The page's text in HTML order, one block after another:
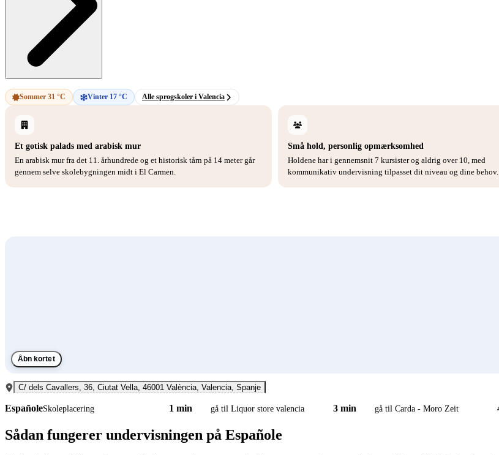
Sommer 31 °C Vinter 17 °C Alle sprogskoler i Valencia
Et gotisk palads med arabisk mur
En arabisk mur fra det 11. århundrede og et historisk tårn på 14 meter går
gennem selve skolebygningen midt i El Carmen.
Små hold, personlig opmærksomhed
Holdene har i gennemsnit 7 kursister og aldrig over 10, med
kommunikativ undervisning tilpasset dit niveau og dine behov.
Åbn kortet
C/ dels Cavallers, 36, Ciutat Vella, 46001 València, Valencia, Spanje
EspañoleSkoleplacering 1 min gå til Liquor store valencia 3 min gå til Carda - Moro Zeit
Sådan fungerer undervisningen på Españole